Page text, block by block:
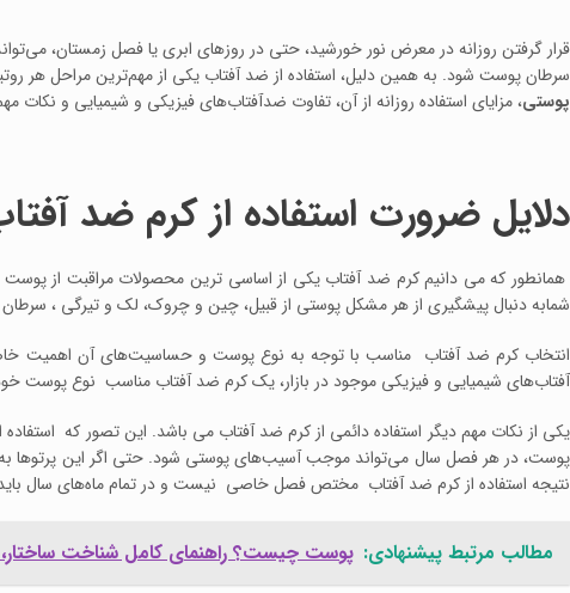
قرار گرفتن روزانه در معرض نور خورشید، حتی در روزهای ابری یا فصل زمستان،
سرطان پوست شود. به همین دلیل، استفاده از ضد آفتاب یکی از مهم‌ترین مراحل هر
پوستی، مزایای استفاده روزانه از آن، تفاوت ضدآفتاب‌های فیزیکی و شیمیایی و
دلایل ضرورت استفاده از کرم ضد
همانطور که می دانیم کرم ضد آفتاب یکی از اساسی ترین محصولات مراقبت از
شمابه دنبال پیشگیری از هر مشکل پوستی از قبیل، چین و چروک، لک و تیرگی ،
انتخاب کرم ضد آفتاب مناسب با توجه به نوع پوست و حساسیت‌های آن اهمیت
آفتاب‌های شیمیایی و فیزیکی موجود در بازار، یک کرم ضد آفتاب مناسب نوع پوست
یکی از نکات مهم دیگر استفاده دائمی از کرم ضد آفتاب می باشد. این تصور که
پوست، در هر فصل سال می‌تواند موجب آسیب‌های پوستی شود. حتی اگر این
نتیجه استفاده از کرم ضد آفتاب مختص فصل خاصی نیست و در تمام ماه‌های سال باید
مطالب مرتبط پیشنهادی: پوست چیست؟ راهنمای کامل شناخت ساختار،